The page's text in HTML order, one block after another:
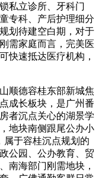
私立诊所、牙科门
专科、产后护理细分
划待建空白期，对于
需家庭而言，完美医
快速抵达医疗机构，
德容桂东部新城焦
成长板块，是广州番
者沉点关心的湖景学
地块南侧跟尾公办小
属于容桂沉点规划的
公园、公办教育、贸
南海部门刚需地块，